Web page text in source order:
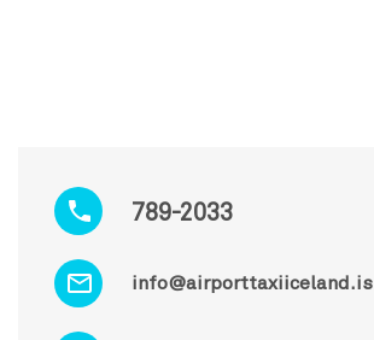
789-2033
info@airporttaxiiceland.is